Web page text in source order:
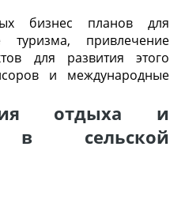
бизнес планов для
привлечение
для развития этого
и международные
отдыха и
в сельской